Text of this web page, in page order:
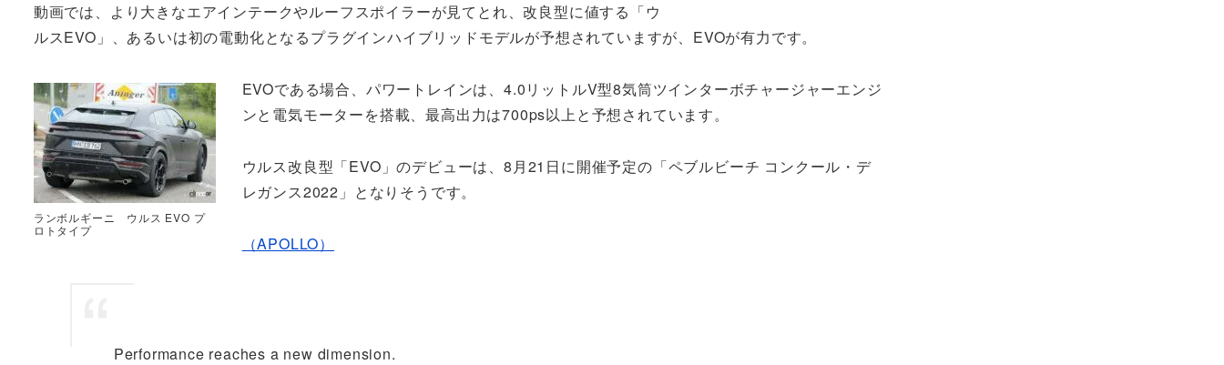
動画では、より大きなエアインテークやルーフスポイラーが見てとれ、改良型に値する「ウ
ルスEVO」、あるいは初の電動化となるプラグインハイブリッドモデルが予想されていますが、EVOが有力です。
ランボルギーニ ウルス EVO プ
ロトタイプ
EVOである場合、パワートレインは、4.0リットルV型8気筒ツインターボチャージャーエンジ
ンと電気モーターを搭載、最高出力は700ps以上と予想されています。
ウルス改良型「EVO」のデビューは、8月21日に開催予定の「ペブルビーチ コンクール・デ
レガンス2022」となりそうです。
（APOLLO）
Performance reaches a new dimension.